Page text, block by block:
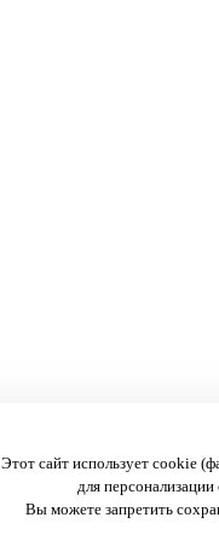
Этот сайт использует cookie
для персонализации
Вы можете запретить